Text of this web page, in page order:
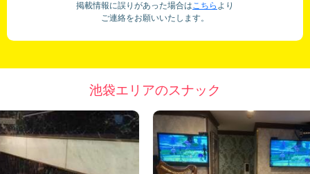
掲載情報に誤りがあった場合はこちら より
ご連絡をお願いいたします。
池袋エリアのスナック